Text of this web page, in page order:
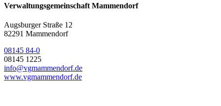
Verwaltungsgemeinschaft Mammendorf
Augsburger Straße 12
82291 Mammendorf
08145 84-0
08145 1225
info@vgmammendorf.de
www.vgmammendorf.de